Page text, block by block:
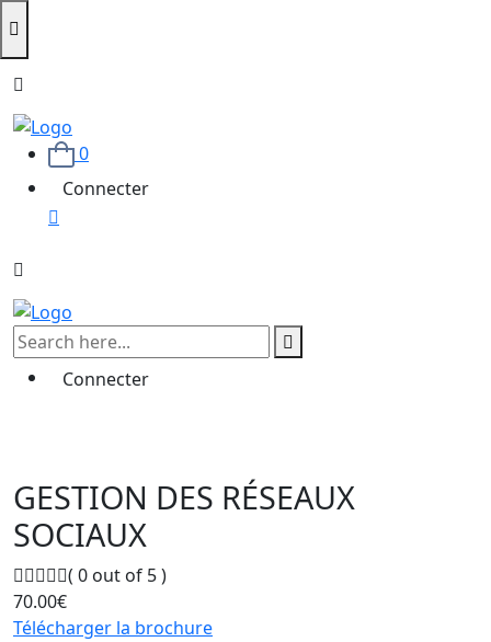
0
Connecter
Connecter
GESTION DES RÉSEAUX
SOCIAUX
( 0 out of 5 )
70.00€
Télécharger la brochure